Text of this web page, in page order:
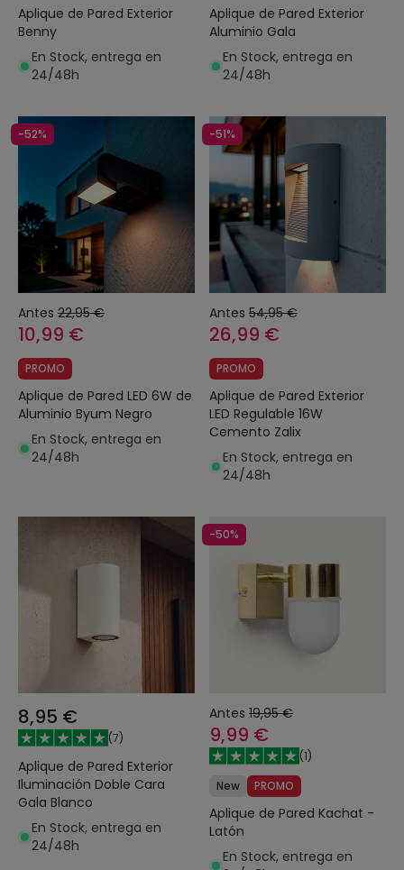
Aplique de Pared Exterior
Benny
En Stock, entrega en
24/48h
Aplique de Pared Exterior
Aluminio Gala
En Stock, entrega en
24/48h
-52%
Antes 22,95 €
10,99 €
PROMO
Aplique de Pared LED 6W de
Aluminio Byum Negro
En Stock, entrega en
24/48h
-51%
Antes 54,95 €
26,99 €
PROMO
Aplique de Pared Exterior
LED Regulable 16W
Cemento Zalix
En Stock, entrega en
24/48h
8,95 €
(7)
Aplique de Pared Exterior
Iluminación Doble Cara
Gala Blanco
En Stock, entrega en
24/48h
-50%
Antes 19,95 €
9,99 €
(1)
New
PROMO
Aplique de Pared Kachat -
Latón
En Stock, entrega en